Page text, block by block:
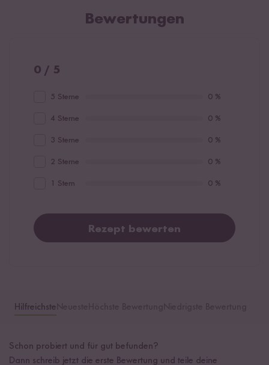
Bewertungen
0 / 5
5 Sterne 0 %
4 Sterne 0 %
3 Sterne 0 %
2 Sterne 0 %
1 Stern 0 %
Rezept bewerten
Hilfreichste
Schon probiert und für gut befunden?
Dann schreib jetzt die erste Bewertung und teile deine